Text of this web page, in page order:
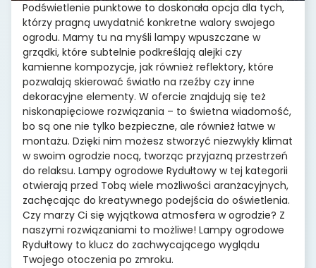
Podświetlenie punktowe to doskonała opcja dla tych,
którzy pragną uwydatnić konkretne walory swojego
ogrodu. Mamy tu na myśli lampy wpuszczane w
grządki, które subtelnie podkreślają alejki czy
kamienne kompozycje, jak również reflektory, które
pozwalają skierować światło na rzeźby czy inne
dekoracyjne elementy. W ofercie znajdują się też
niskonapięciowe rozwiązania – to świetna wiadomość,
bo są one nie tylko bezpieczne, ale również łatwe w
montażu. Dzięki nim możesz stworzyć niezwykły klimat
w swoim ogrodzie nocą, tworząc przyjazną przestrzeń
do relaksu. Lampy ogrodowe Rydułtowy w tej kategorii
otwierają przed Tobą wiele możliwości aranżacyjnych,
zachęcając do kreatywnego podejścia do oświetlenia.
Czy marzy Ci się wyjątkowa atmosfera w ogrodzie? Z
naszymi rozwiązaniami to możliwe! Lampy ogrodowe
Rydułtowy to klucz do zachwycającego wyglądu
Twojego otoczenia po zmroku.